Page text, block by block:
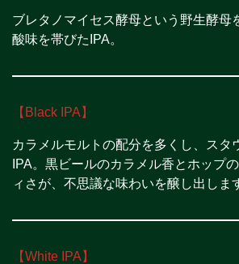
ブレタノマイセス酵母という野生酵母
酸味を帯びたIPA。
【Black IPA】
カラメルモルトの配分を多くし、スタ
IPA。黒ビールのカラメル香とホップ
ィさが、不思議な味わいを醸し出しま
【White IPA】